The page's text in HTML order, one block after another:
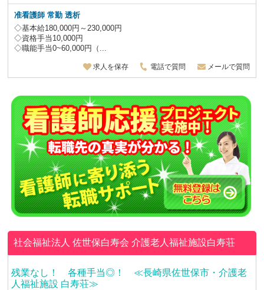
准看護師 常勤 透析
◇基本給180,000円～230,000円
◇資格手当10,000円
◇職能手当0~60,000円（...
求人を保存 電話で質問 メールで質問
社会福祉法人 佐世保白寿会介護老人福祉施設白寿荘
残業なし！ 各種手当◎！ ≪長崎県佐世保市・介護老
人福祉施設 白寿荘≫